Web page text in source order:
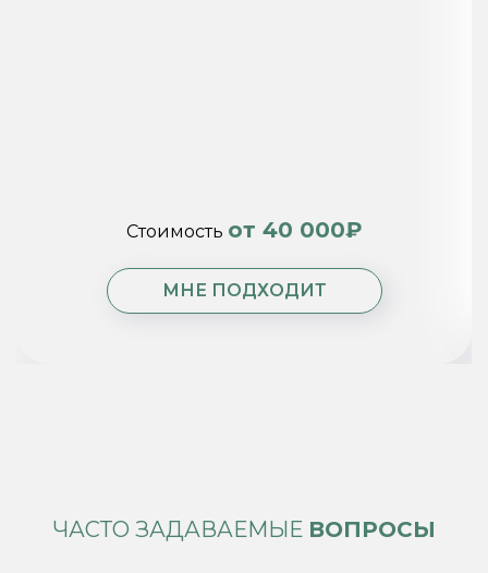
Стоимость от 40 000₽
МНЕ ПОДХОДИТ
ЧАСТО ЗАДАВАЕМЫЕ ВОПРОСЫ